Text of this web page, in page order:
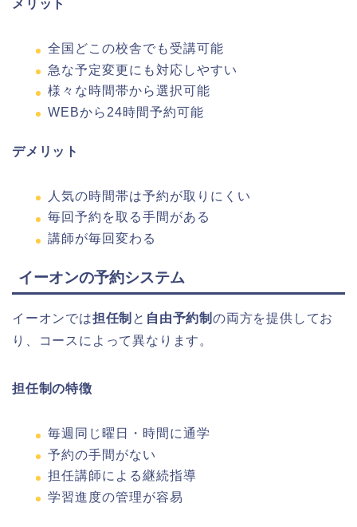
メリット
全国どこの校舎でも受講可能
急な予定変更にも対応しやすい
様々な時間帯から選択可能
WEBから24時間予約可能
デメリット
人気の時間帯は予約が取りにくい
毎回予約を取る手間がある
講師が毎回変わる
イーオンの予約システム
イーオンでは担任制 と 自由予約制の両方を提供してお
り、コースによって異なります。
担任制の特徴
毎週同じ曜日・時間に通学
予約の手間がない
担任講師による継続指導
学習進度の管理が容易